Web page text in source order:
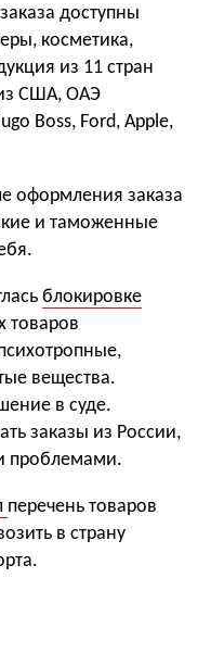
доступны
косметика,
из 11 стран
США, ОАЭ
Boss, Ford, Apple,
оформления заказа
и таможенные
блокировке
товаров
вещества.
в суде.
заказы из России,
проблемами.
перечень товаров
в страну